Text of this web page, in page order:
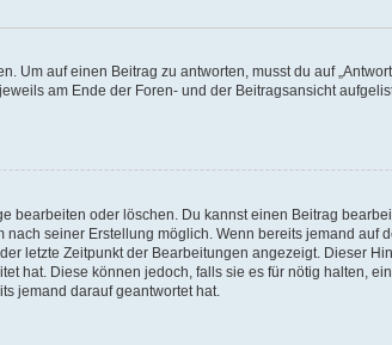
Um auf einen Beitrag zu antworten, musst du auf
am Ende der Foren- und der Beitragsansicht
oder löschen. Du kannst einen Beitrag
seiner Erstellung möglich. Wenn bereits jemand auf
letzte Zeitpunkt der Bearbeitungen angezeigt. Dieser
hat. Diese können jedoch, falls sie es für nötig halten,
jemand darauf geantwortet hat.